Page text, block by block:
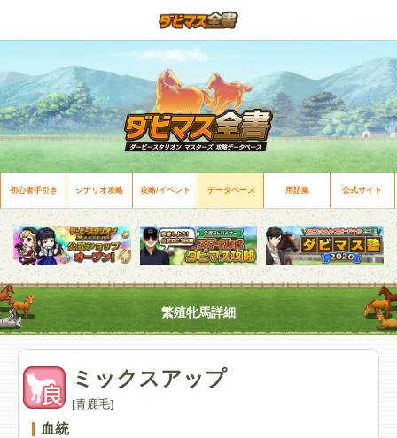
初心者手引き シナリオ攻略 攻略/イベント データベース 用語集 公式サイト
繁殖牝馬詳細
ミックスアップ
[青鹿毛]
血統